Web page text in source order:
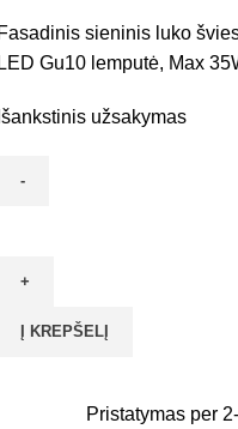
Fasadinis sieninis luko
LED Gu10 lemputė, Max
Išankstinis užsakymas
Į KREPŠELĮ
Pristatymas per